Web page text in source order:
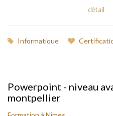
détail
Informatique
Powerpoint - niveau
montpellier